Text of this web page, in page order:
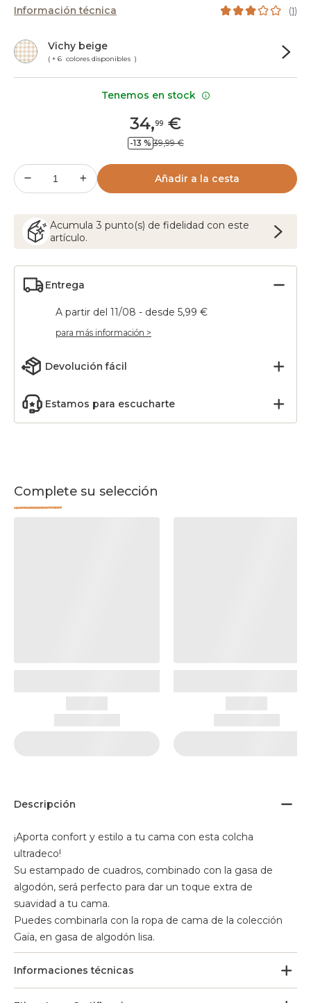
Información técnica (1)
Vichy beige
( + 6 colores disponibles )
34,99 €
-13 % 39,99 €
Añadir a la cesta
Acumula 3 punto(s) de fidelidad con este
artículo.
Entrega
A partir del 11/08 - desde 5,99 €
para más información >
Devolución fácil
Estamos para escucharte
Complete su selección
Descripción
¡Aporta confort y estilo a tu cama con esta colcha
ultradeco!
Su estampado de cuadros, combinado con la gasa de
algodón, será perfecto para dar un toque extra de
suavidad a tu cama.
Puedes combinarla con la ropa de cama de la colección
Gaïa, en gasa de algodón lisa.
Informaciones técnicas